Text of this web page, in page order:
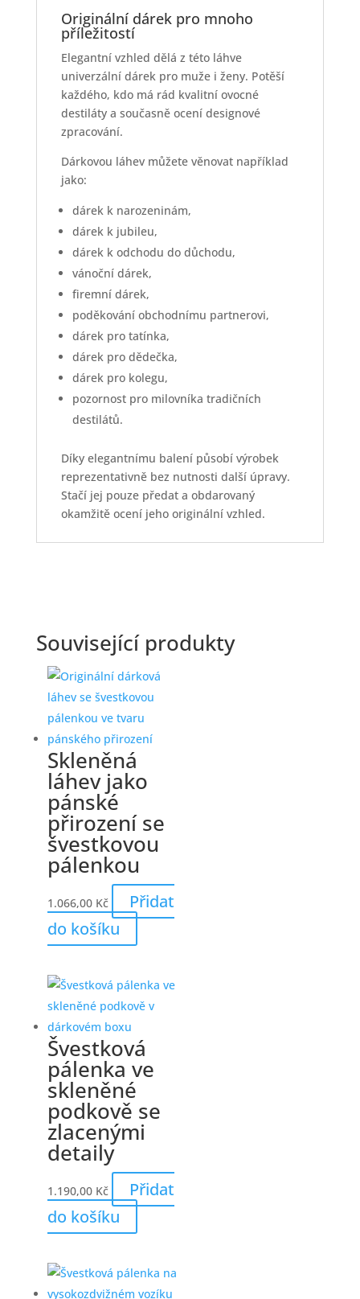
Originální dárek pro mnoho
příležitostí
Elegantní vzhled dělá z této láhve
univerzální dárek pro muže i ženy. Potěší
každého, kdo má rád kvalitní ovocné
destiláty a současně ocení designové
zpracování.
Dárkovou láhev můžete věnovat například
jako:
dárek k narozeninám,
dárek k jubileu,
dárek k odchodu do důchodu,
vánoční dárek,
firemní dárek,
poděkování obchodnímu partnerovi,
dárek pro tatínka,
dárek pro dědečka,
dárek pro kolegu,
pozornost pro milovníka tradičních
destilátů.
Díky elegantnímu balení působí výrobek
reprezentativně bez nutnosti další úpravy.
Stačí jej pouze předat a obdarovaný
okamžitě ocení jeho originální vzhled.
Související produkty
Skleněná
láhev jako
pánské
přirození se
švestkovou
pálenkou
1.066,00 Kč
Přidat
do košíku
Švestková
pálenka ve
skleněné
podkově se
zlacenými
detaily
1.190,00 Kč
Přidat
do košíku